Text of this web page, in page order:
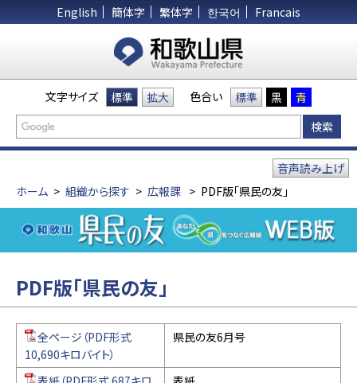
English 簡体字 繁体字 한국어 Francais
文字サイズ 標準 拡大 色合い 標準 黒 青
ホーム > 組織から探す > 広報課 > PDF版「県民の友」
音声読み上げ
PDF版「県民の友」
全ページ（PDF形式
10,690キロバイト）
県民の友6月号